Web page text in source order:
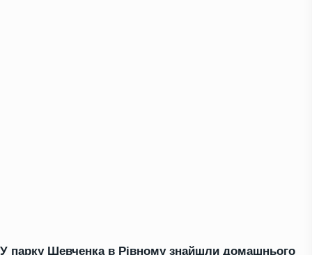
У парку Шевченка в Рівному знайшли домашнього